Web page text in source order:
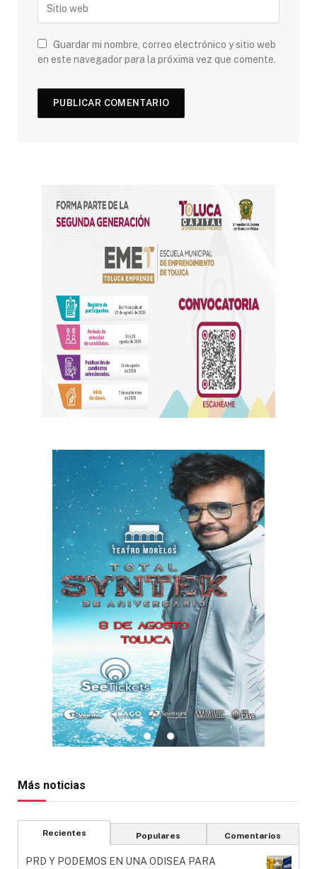
Guardar mi nombre, correo electrónico y sitio web
en este navegador para la próxima vez que comente.
Más noticias
Recientes Populares Comentarios
PRD Y PODEMOS EN UNA ODISEA PARA